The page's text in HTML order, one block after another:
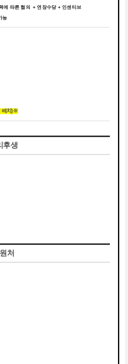
에 따른 협의 + 연장수당 + 인센티브
능
배치)※
후생
처